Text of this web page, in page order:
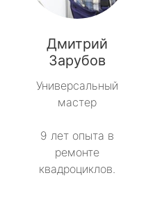
Дмитрий
Зарубов
Универсальный
мастер
9 лет опыта в
ремонте
квадроциклов.